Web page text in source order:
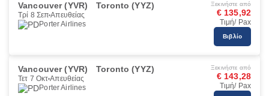
Vancouver (YVR) Toronto (YYZ)
Τρί 8 Σεπ Απευθείας
Porter Airlines
Ξεκινήστε από
€ 135,92
Τιμή/ Pax
Βιβλίο
Vancouver (YVR) Toronto (YYZ)
Τετ 7 Οκτ Απευθείας
Porter Airlines
Ξεκινήστε από
€ 143,28
Τιμή/ Pax